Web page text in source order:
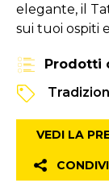
elegante, il
sui tuoi ospiti
Prodotti
VEDI LA